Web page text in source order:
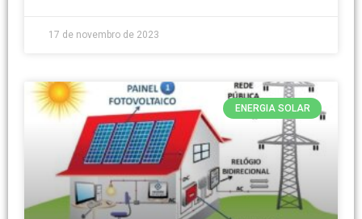
17 de novembro de 2023
ENERGIA SOLAR